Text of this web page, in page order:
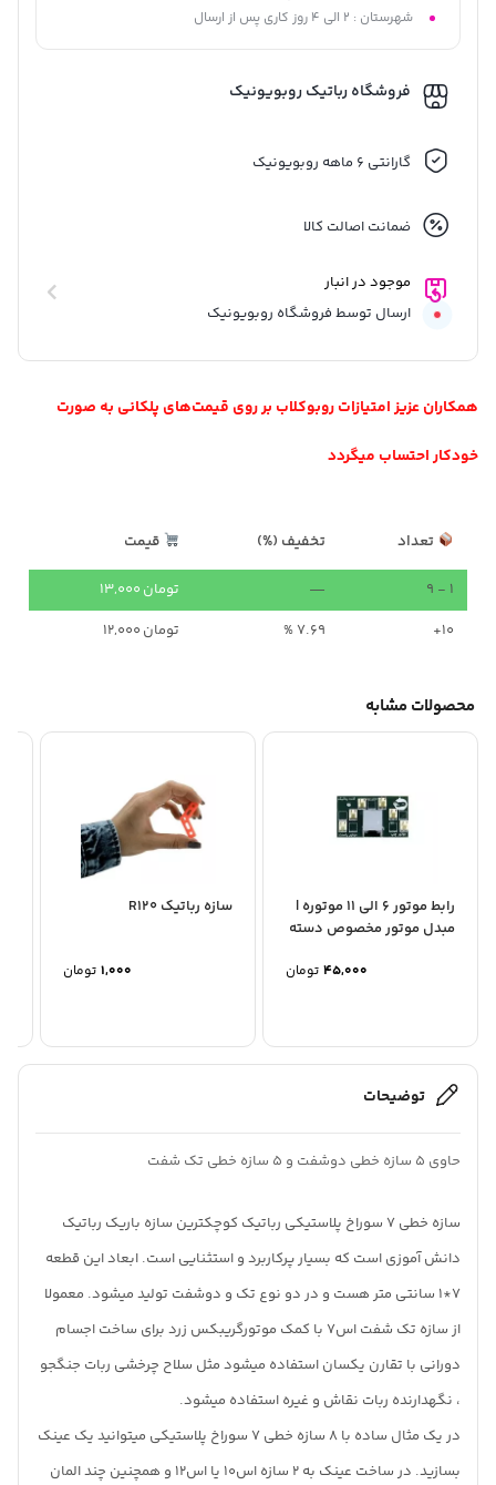
شهرستان : 2 الی 4 روز کاری پس از ارسال
فروشگاه رباتیک روبویونیک
گارانتی 6 ماهه روبویونیک
ضمانت اصالت کالا
موجود در انبار
ارسال توسط فروشگاه روبویونیک
همکاران عزیز امتیازات روبوکلاب بر روی قیمت‌های پلکانی به صورت
خودکار احتساب میگردد
تعداد تخفیف (%) قیمت
1 - 9
— تومان
10+
7.69 % تومان
محصولات مشابه
رابط موتور 6 الی 11 موتوره |
مبدل موتور مخصوص دسته
تومان
سازه رباتیک R120
تومان
توضیحات
حاوی 5 سازه خطی دوشفت و 5 سازه خطی تک شفت
سازه خطی 7 سوراخ پلاستیکی رباتیک کوچکترین سازه باریک رباتیک
دانش آموزی است که بسیار پرکاربرد و استثنایی است. ابعاد این قطعه
7*1 سانتی متر هست و در دو نوع تک و دوشفت تولید میشود. معمولا
از سازه تک شفت اس7 با کمک موتورگریبکس زرد برای ساخت اجسام
دورانی با تقارن یکسان استفاده میشود مثل سلاح چرخشی ربات جنگجو
، نگهدارنده ربات نقاش و غیره استفاده میشود.
در یک مثال ساده با 8 سازه خطی 7 سوراخ پلاستیکی میتوانید یک عینک
بسازید. در ساخت عینک به 2 سازه اس10 یا اس12 و همچنین چند المان